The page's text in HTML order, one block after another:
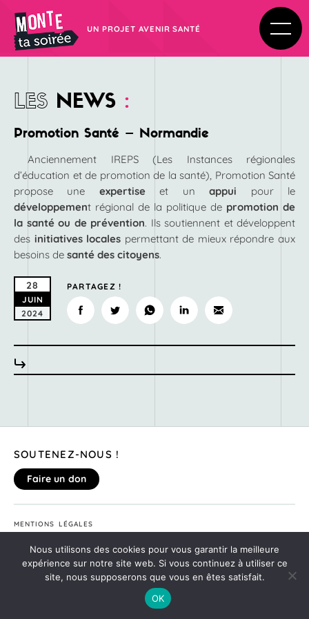
UN PROJET AVENIR SANTÉ
LES NEWS :
Promotion Santé – Normandie
Anciennement IREPS (Les Instances régionales
d’éducation et de promotion de la santé), Promotion Santé
propose une expertiseet unappui pour le
développement régional de la politique de promotion de
la santé ou de prévention. Ils soutiennent et développent
des initiatives locales permettant de mieux répondre aux
besoins de santé des citoyens.
28
JUIN
2024
PARTAGEZ !
SOUTENEZ-NOUS !
Faire un don
MENTIONS LÉGALES
©2020
MONTE TA SOIRÉE
Nous utilisons des cookies pour vous garantir la meilleure
expérience sur notre site web. Si vous continuez à utiliser ce
site, nous supposerons que vous en êtes satisfait.
OK